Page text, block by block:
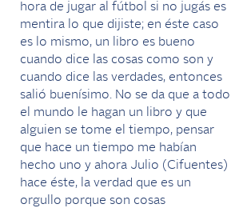
hora de jugar al fútbol si no jugás es
mentira lo que dijiste; en éste caso
es lo mismo, un libro es bueno
cuando dice las cosas como son y
cuando dice las verdades, entonces
salió buenísimo. No se da que a todo
el mundo le hagan un libro y que
alguien se tome el tiempo, pensar
que hace un tiempo me habían
hecho uno y ahora Julio (Cifuentes)
hace éste, la verdad que es un
orgullo porque son cosas